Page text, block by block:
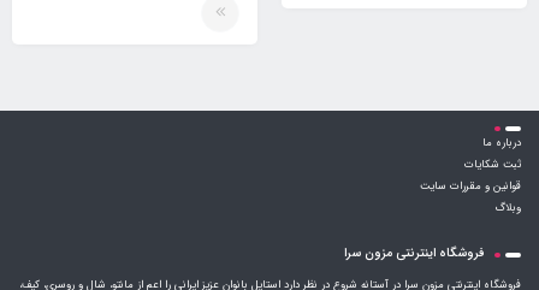
درباره ما
ثبت شکایات
قوانین و مقررات سایت
وبلاگ
فروشگاه اینترنتی مزون سرا
فروشگاه اینترنتی مزون سرا در آستانه شروع در نظر دارد استایل بانوان عزیز ایرانی را اعم از مانتو، شال و روسری، کیف،